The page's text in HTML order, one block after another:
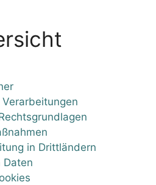
in Drittländern
Daten